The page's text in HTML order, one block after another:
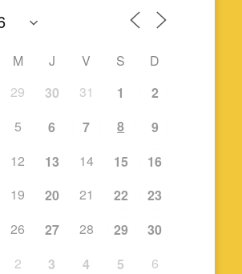
M J V S
D
29 30 31 1
2
5 6 7 8
9
12 13 14 15
16
19 20 21 22
23
26 27 28 29
30
2 3 4 5 6